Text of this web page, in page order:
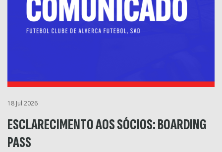
18 Jul 2026
ESCLARECIMENTO AOS SÓCIOS: BOARDING
PASS